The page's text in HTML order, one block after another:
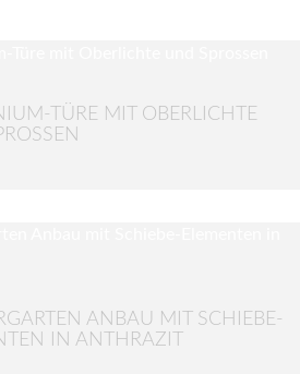
TÜRE MIT OBERLICHTE
ANBAU MIT SCHIEBE-
IN ANTHRAZIT